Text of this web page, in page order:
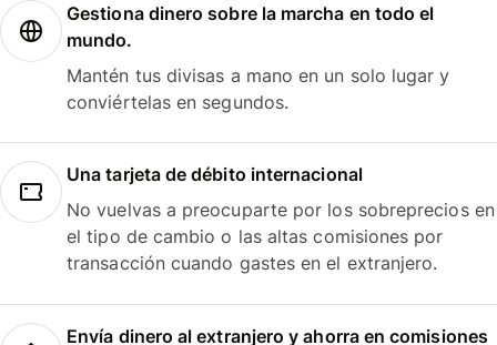
Gestiona dinero sobre la marcha en todo el
mundo.
Mantén tus divisas a mano en un solo lugar y
conviértelas en segundos.
Una tarjeta de débito internacional
No vuelvas a preocuparte por los sobreprecios en
el tipo de cambio o las altas comisiones por
transacción cuando gastes en el extranjero.
Envía dinero al extranjero y ahorra en comisiones